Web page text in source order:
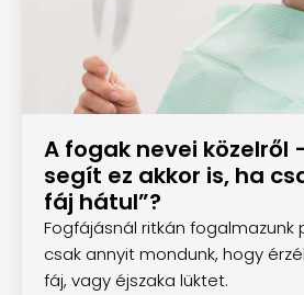
A fogak nevei közelről
segít ez akkor is, ha
fáj hátul”?
Fogfájásnál ritkán fogalmazunk
csak annyit mondunk, hogy
fáj, vagy éjszaka lüktet.